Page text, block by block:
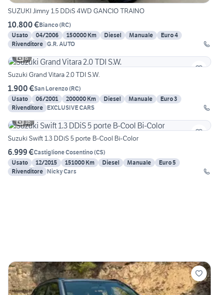
SUZUKI Jimny 1.5 DDiS 4WD GANCIO TRAINO
10.800 €Bianco(RC)
Usato
04/2006 150000 Km Diesel Manuale
Euro 4
Rivenditore G.R. AUTO
6
Suzuki Grand Vitara 2.0 TDI S.W.
1.900 €San Lorenzo(RC)
Usato
06/2001 200000 Km Diesel Manuale
Euro 3
Rivenditore EXCLUSIVE CARS
16
Suzuki Swift 1.3 DDiS 5 porte B-Cool Bi-Color
6.999 €Castiglione Cosentino(CS)
Usato
12/2015 151000 Km Diesel Manuale
Euro 5
Rivenditore Nicky Cars